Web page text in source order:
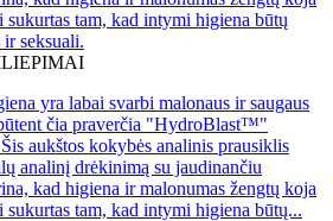
sukurtas tam, kad intymi higiena būtų
seksuali.
yra labai svarbi malonaus ir saugaus
čia praverčia "HydroBlast™"
aukštos kokybės analinis prausiklis
analinį drėkinimą su jaudinančiu
kad higiena ir malonumas žengtų koja
sukurtas tam, kad intymi higiena būtų...